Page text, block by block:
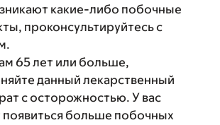
какие-либо побочные
проконсультируйтесь с
65 лет или больше,
данный лекарственный
с осторожностью. У вас
больше побочных